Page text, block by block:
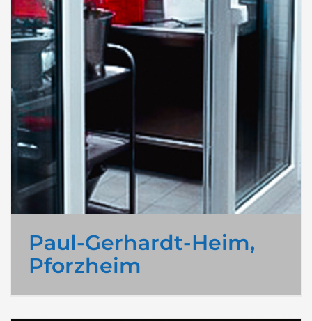
Paul-Gerhardt-Heim,
Pforzheim